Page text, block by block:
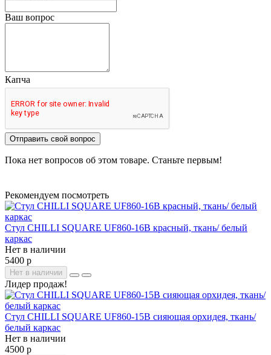
Ваш вопрос
Капча
Отправить свой вопрос
Пока нет вопросов об этом товаре. Станьте первым!
Рекомендуем посмотреть
Стул CHILLI SQUARE UF860-16B красный, ткань/ белый
каркас
Нет в наличии
5400 р
Нет в наличии
Лидер продаж!
Стул CHILLI SQUARE UF860-15B сияющая орхидея, ткань/
белый каркас
Нет в наличии
4500 р